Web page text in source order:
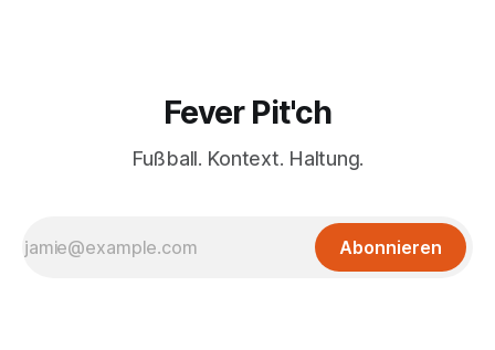
Fever Pit'ch
Fußball. Kontext. Haltung.
Abonnieren